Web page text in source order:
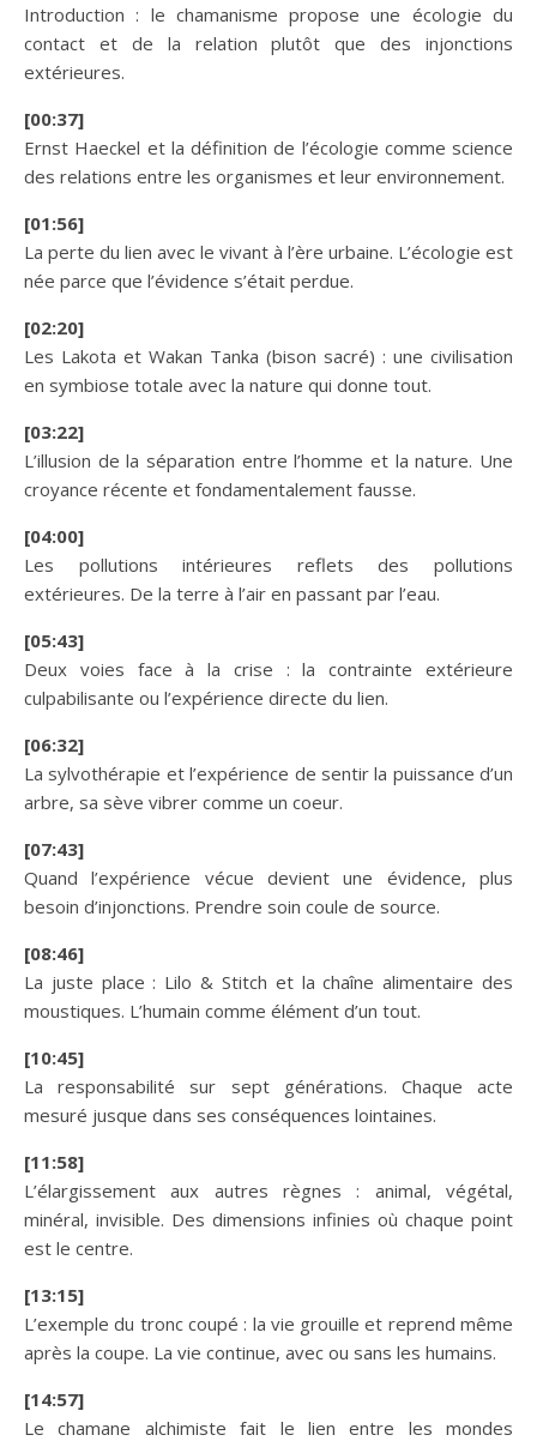
Introduction : le chamanisme propose une écologie du
contact et de la relation plutôt que des injonctions
extérieures.
[00:37]
Ernst Haeckel et la définition de l’écologie comme science
des relations entre les organismes et leur environnement.
[01:56]
La perte du lien avec le vivant à l’ère urbaine. L’écologie est
née parce que l’évidence s’était perdue.
[02:20]
Les Lakota et Wakan Tanka (bison sacré) : une civilisation
en symbiose totale avec la nature qui donne tout.
[03:22]
L’illusion de la séparation entre l’homme et la nature. Une
croyance récente et fondamentalement fausse.
[04:00]
Les pollutions intérieures reflets des pollutions
extérieures. De la terre à l’air en passant par l’eau.
[05:43]
Deux voies face à la crise : la contrainte extérieure
culpabilisante ou l’expérience directe du lien.
[06:32]
La sylvothérapie et l’expérience de sentir la puissance d’un
arbre, sa sève vibrer comme un coeur.
[07:43]
Quand l’expérience vécue devient une évidence, plus
besoin d’injonctions. Prendre soin coule de source.
[08:46]
La juste place : Lilo & Stitch et la chaîne alimentaire des
moustiques. L’humain comme élément d’un tout.
[10:45]
La responsabilité sur sept générations. Chaque acte
mesuré jusque dans ses conséquences lointaines.
[11:58]
L’élargissement aux autres règnes : animal, végétal,
minéral, invisible. Des dimensions infinies où chaque point
est le centre.
[13:15]
L’exemple du tronc coupé : la vie grouille et reprend même
après la coupe. La vie continue, avec ou sans les humains.
[14:57]
Le chamane alchimiste fait le lien entre les mondes